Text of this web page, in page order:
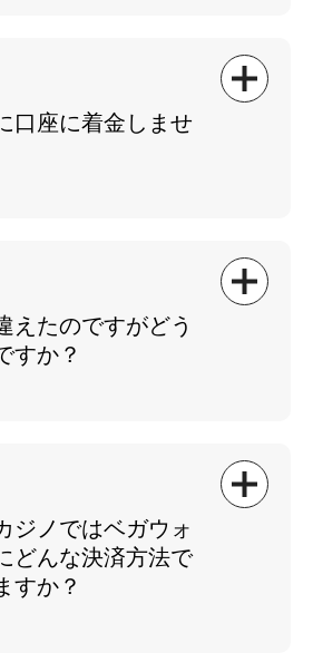
ジノではベガウォレットが利用で
です。
口座に着金しませ
かしらのエラーが考えられます。
も考えられるため、まずは問い
確認しましょう。
えたのですがどう
すか？
ついては確定する前に再度見直
ジノではベガウォ
どんな決済方法で
すか？